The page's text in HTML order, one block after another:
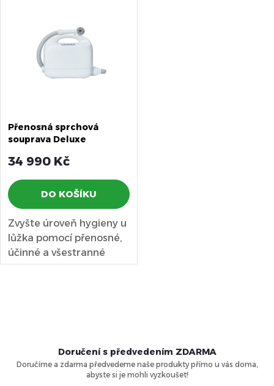
p
r
o
d
u
Nejprodávanější
Abecedně
s
p
r
o
d
u
ů
Přenosná sprchová
souprava Deluxe
34 990 Kč
DO KOŠÍKU
Zvyšte úroveň hygieny u
lůžka pomocí přenosné,
účinné a všestranné
sprchy. Ideální pro...
á
Doručení s předvedením ZDARMA
Doručíme a zdarma předvedeme naše produkty přímo u vás doma,
abyste si je mohli vyzkoušet!